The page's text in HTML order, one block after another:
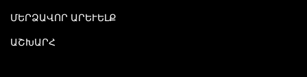
ՄԵՐՁԱՎՈՐ ԱՐԵՒԵԼՔ
ԱՇԽԱՐՀ